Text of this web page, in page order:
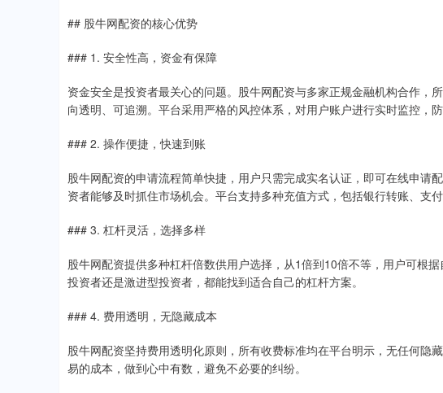
## 股牛网配资的核心优势
### 1. 安全性高，资金有保障
资金安全是投资者最关心的问题。股牛网配资与多家正规金融机构合作，
向透明、可追溯。平台采用严格的风控体系，对用户账户进行实时监控，
### 2. 操作便捷，快速到账
股牛网配资的申请流程简单快捷，用户只需完成实名认证，即可在线申请
资者能够及时抓住市场机会。平台支持多种充值方式，包括银行转账、支
### 3. 杠杆灵活，选择多样
股牛网配资提供多种杠杆倍数供用户选择，从1倍到10倍不等，用户可根
投资者还是激进型投资者，都能找到适合自己的杠杆方案。
### 4. 费用透明，无隐藏成本
股牛网配资坚持费用透明化原则，所有收费标准均在平台明示，无任何隐
易的成本，做到心中有数，避免不必要的纠纷。